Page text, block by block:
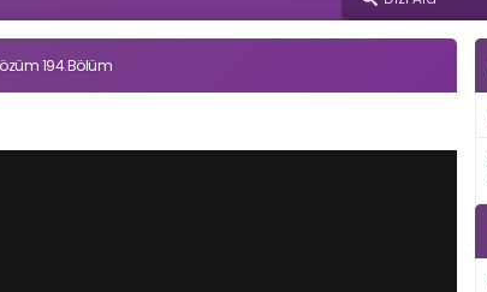
194.Bölüm